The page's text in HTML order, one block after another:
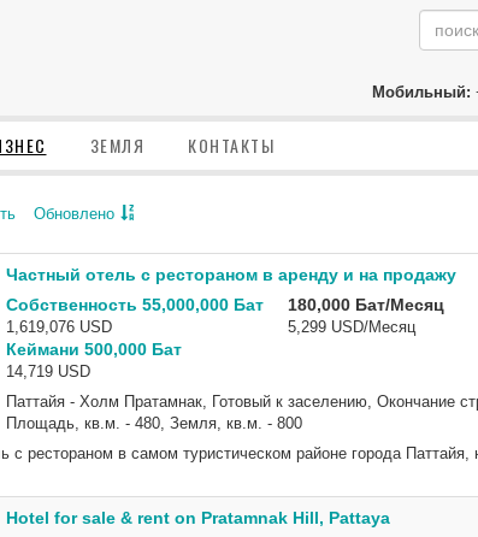
Мобильный:
ЗЕМЛЯ КОНТАКТЫ
Обновлено
Частный отель с рестораном в аренду и на продажу
Собственность 55,000,000 Бат
1,619,076 USD
Кеймани 500,000 Бат
14,719 USD
180,000 Бат/Месяц
5,299 USD/Месяц
Паттайя - Холм Пратамнак, Готовый к заселению, Окончание
Площадь, кв.м. - 480, Земля, кв.м. - 800
с рестораном в самом туристическом районе города
Hotel for sale & rent on Pratamnak Hill, Pattaya